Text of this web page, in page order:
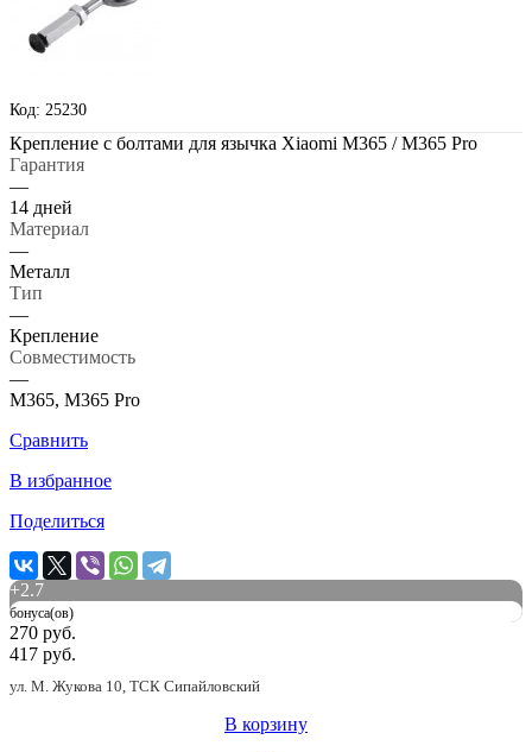
Код: 25230
Крепление с болтами для язычка Xiaomi M365 / M365 Pro
Гарантия
—
14 дней
Материал
—
Металл
Тип
—
Крепление
Совместимость
—
M365, M365 Pro
Сравнить
В избранное
Поделиться
+2.7
бонуса(ов)
270 руб.
417 руб.
ул. М. Жукова 10, ТСК Сипайловский
В корзину